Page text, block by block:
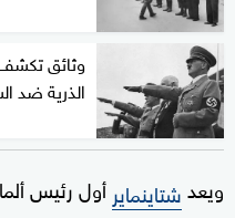
وثائق
الذرية ضد
ويعدشتاينماير أول رئيس